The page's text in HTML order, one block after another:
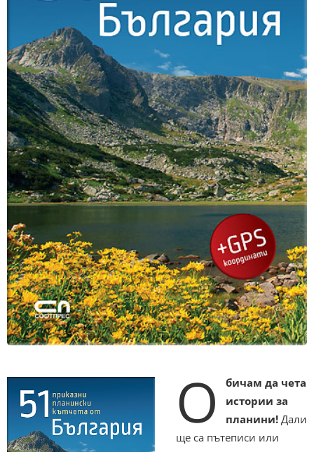
О
бичам да чета
истории за
планини! Дали
ще са пътеписи или